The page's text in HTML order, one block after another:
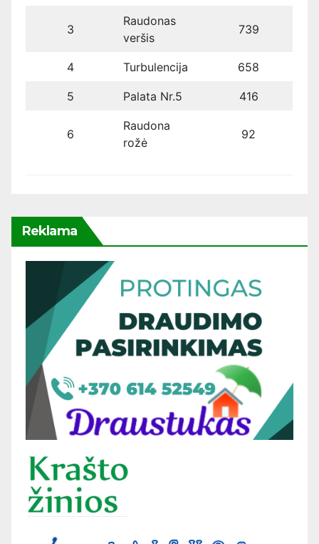
3
Raudonas
veršis
739
4 Turbulencija 658
5 Palata Nr.5 416
6
Raudona
rožė
92
Reklama